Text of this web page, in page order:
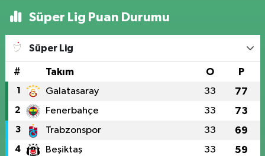
Süper Lig Puan Durumu
Süper Lig
# Takım O P
1 Galatasaray 33 77
2 Fenerbahçe 33 73
3 Trabzonspor 33 69
4 Beşiktaş 33 59